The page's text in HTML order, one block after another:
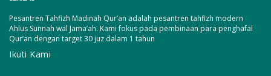
Pesantren Tahfizh Madinah Qur’an adalah pesantren tahfizh modern
Ahlus Sunnah wal Jama’ah. Kami fokus pada pembinaan para penghafal
Qur’an dengan target 30 juz dalam 1 tahun
Ikuti Kami